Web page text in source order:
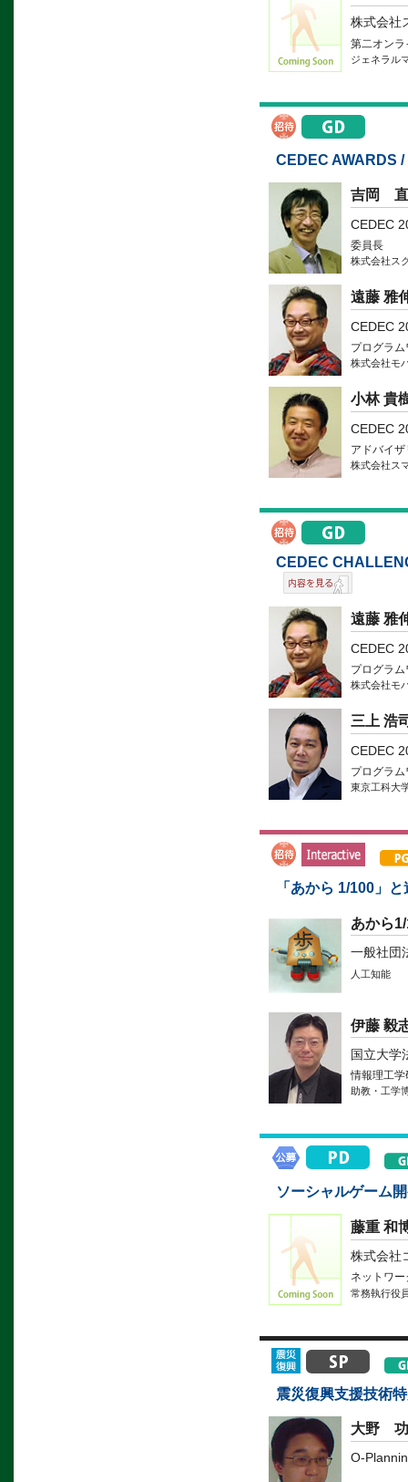
株式会社
第二オン
ジェネラル
CEDEC AWARDS
吉岡
CEDEC
委員長
株式会社ス
遠藤 雅
CEDEC
プログラ
株式会社モ
小林 貴
CEDEC
アドバイ
株式会社ス
CEDEC
遠藤 雅
CEDEC
プログラ
株式会社モ
三上 浩
CEDEC
プログラ
東京工科大
「あから 1/100」
あから
一般社団
人工知能
伊藤 毅
国立大学
情報理工
助教・工学
ソーシャルゲーム
藤重 和
株式会社
ネットワ
常務執行役
震災復興支援技術
大野
O-